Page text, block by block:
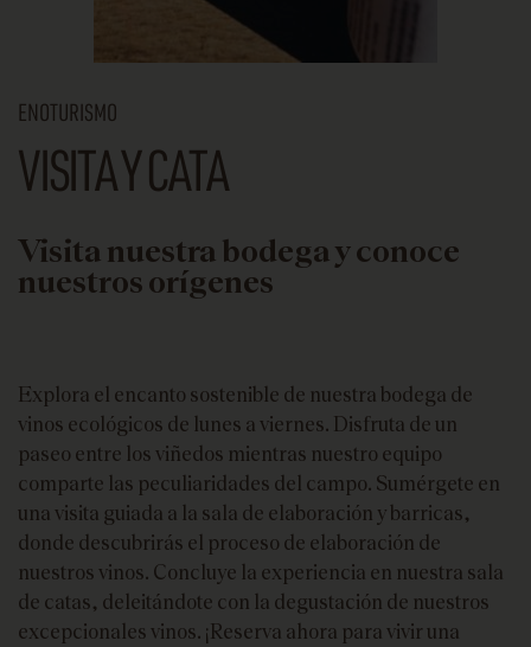
ENOTURISMO
VISITA Y CATA
Visita nuestra bodega y conoce
nuestros orígenes
Explora el encanto sostenible de nuestra bodega de
vinos ecológicos de lunes a viernes. Disfruta de un
paseo entre los viñedos mientras nuestro equipo
comparte las peculiaridades del campo. Sumérgete en
una visita guiada a la sala de elaboración y barricas,
donde descubrirás el proceso de elaboración de
nuestros vinos. Concluye la experiencia en nuestra sala
de catas, deleitándote con la degustación de nuestros
excepcionales vinos. ¡Reserva ahora para vivir una